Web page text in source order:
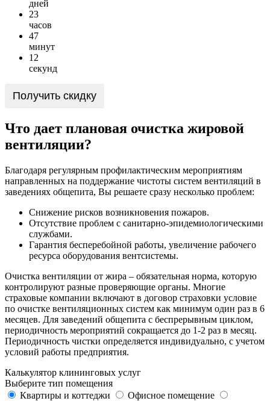
дней
23
часов
47
минут
1 2
секунд
Получить скидку
Что дает плановая очистка жировой
вентиляции?
Благодаря регулярным профилактическим мероприятиям
направленных на поддержание чистоты систем вентиляций в
заведениях общепита, Вы решаете сразу несколько проблем:
Снижение рисков возникновения пожаров.
Отсутствие проблем с санитарно-эпидемиологическими
службами.
Гарантия бесперебойной работы, увеличение рабочего
ресурса оборудования вентсистемы.
Очистка вентиляции от жира – обязательная норма, которую
контролируют разные проверяющие органы. Многие
страховые компании включают в договор страховки условие
по очистке вентиляционных систем как минимум один раз в 6
месяцев. Для заведений общепита с беспрерывным циклом,
периодичность мероприятий сокращается до 1-2 раз в месяц.
Периодичность чистки определяется индивидуально, с учетом
условий работы предприятия.
Калькулятор клининговых услуг
Выберите тип помещения
Квартиры и коттеджи
Офисное помещение